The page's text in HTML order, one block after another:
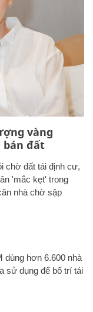
vàng
đất
chờ đất tái định cư,
'mắc kẹt' trong
nhà chờ sập
dùng hơn 6.600 nhà
sử dụng để bố trí tái